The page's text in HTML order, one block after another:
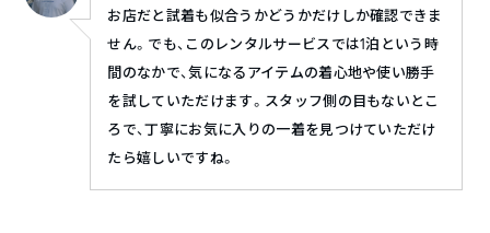
お店だと試着も似合うかどうかだけしか確認できま
せん。でも、このレンタルサービスでは1泊という時
間のなかで、気になるアイテムの着心地や使い勝手
を試していただけます。スタッフ側の目もないとこ
ろで、丁寧にお気に入りの一着を見つけていただけ
たら嬉しいですね。